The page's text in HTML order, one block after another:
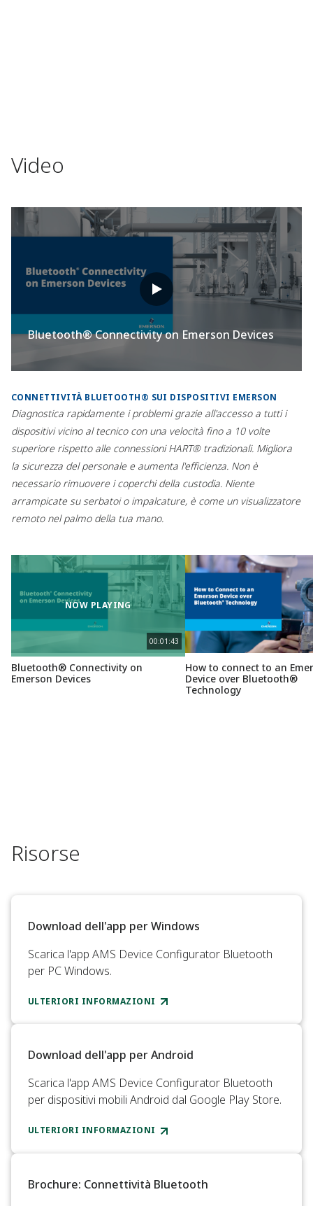
Video
Bluetooth® Connectivity on Emerson Devices
CONNETTIVITÀ BLUETOOTH® SUI DISPOSITIVI EMERSON
Diagnostica rapidamente i problemi grazie all'accesso a tutti i
dispositivi vicino al tecnico con una velocità fino a 10 volte
superiore rispetto alle connessioni HART® tradizionali. Migliora
la sicurezza del personale e aumenta l'efficienza. Non è
necessario rimuovere i coperchi della custodia. Niente
arrampicate su serbatoi o impalcature, è come un visualizzatore
remoto nel palmo della tua mano.
NOW PLAYING
00:01:43
Bluetooth® Connectivity on
Emerson Devices
How to connect to an
Device over Bluetooth®
Technology
Risorse
Download dell'app per Windows
Scarica l'app AMS Device Configurator Bluetooth
per PC Windows.
ULTERIORI INFORMAZIONI
Download dell'app per Android
Scarica l'app AMS Device Configurator Bluetooth
per dispositivi mobili Android dal Google Play Store.
ULTERIORI INFORMAZIONI
Brochure: Connettività Bluetooth